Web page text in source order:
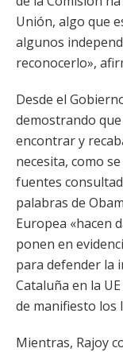
Unión, algo que
algunos
reconocerlo»,
Desde el
demostrando
encontrar y
necesita, como
fuentes
palabras de
Europea «hacen
ponen en
para defender la
Cataluña en la
de manifiesto los
Mientras, Rajoy